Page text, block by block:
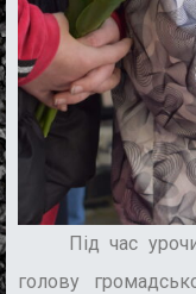
Під час
голову